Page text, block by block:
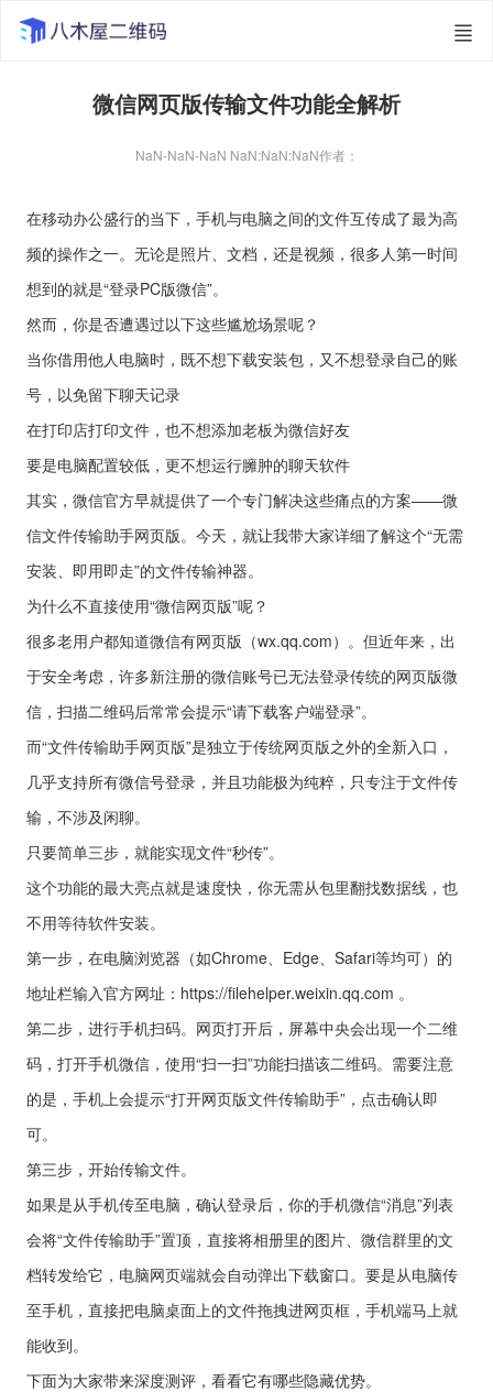
微信网页版传输文件功能全解析
NaN-NaN-NaN NaN:NaN:NaN作者：
在移动办公盛行的当下，手机与电脑之间的文件互传成了最为高
频的操作之一。无论是照片、文档，还是视频，很多人第一时间
想到的就是“登录PC版微信”。
然而，你是否遭遇过以下这些尴尬场景呢？
当你借用他人电脑时，既不想下载安装包，又不想登录自己的账
号，以免留下聊天记录
在打印店打印文件，也不想添加老板为微信好友
要是电脑配置较低，更不想运行臃肿的聊天软件
其实，微信官方早就提供了一个专门解决这些痛点的方案——微
信文件传输助手网页版。今天，就让我带大家详细了解这个“无需
安装、即用即走”的文件传输神器。
为什么不直接使用“微信网页版”呢？
很多老用户都知道微信有网页版（wx.qq.com）。但近年来，出
于安全考虑，许多新注册的微信账号已无法登录传统的网页版微
信，扫描二维码后常常会提示“请下载客户端登录”。
而“文件传输助手网页版”是独立于传统网页版之外的全新入口，
几乎支持所有微信号登录，并且功能极为纯粹，只专注于文件传
输，不涉及闲聊。
只要简单三步，就能实现文件“秒传”。
这个功能的最大亮点就是速度快，你无需从包里翻找数据线，也
不用等待软件安装。
第一步，在电脑浏览器（如Chrome、Edge、Safari等均可）的
地址栏输入官方网址： https://filehelper.weixin.qq.com 。
第二步，进行手机扫码。网页打开后，屏幕中央会出现一个二维
码，打开手机微信，使用“扫一扫”功能扫描该二维码。需要注意
的是，手机上会提示“打开网页版文件传输助手”，点击确认即
可。
第三步，开始传输文件。
如果是从手机传至电脑，确认登录后，你的手机微信“消息”列表
会将“文件传输助手”置顶，直接将相册里的图片、微信群里的文
档转发给它，电脑网页端就会自动弹出下载窗口。要是从电脑传
至手机，直接把电脑桌面上的文件拖拽进网页框，手机端马上就
能收到。
下面为大家带来深度测评，看看它有哪些隐藏优势。